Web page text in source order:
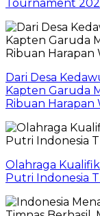
Tournament
Dari Desa
Kapten Garuda
Ribuan Harapan
Olahraga
Putri Indonesia